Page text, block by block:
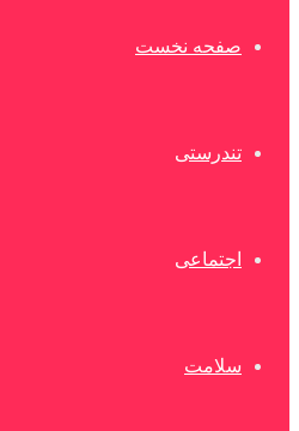
صفحه نخست
تندرستی
اجتماعی
سلامت